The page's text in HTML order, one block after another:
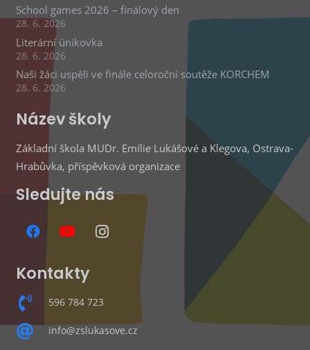
School games 2026 – finálový den
28. 6. 2026
Literární únikovka
28. 6. 2026
Naši žáci uspěli ve finále celoroční soutěže KORCHEM
28. 6. 2026
Název školy
Základní škola MUDr. Emílie Lukášové a Klegova, Ostrava-
Hrabůvka, příspěvková organizace
Sledujte nás
Kontakty
596 784 723
info@zslukasove.cz